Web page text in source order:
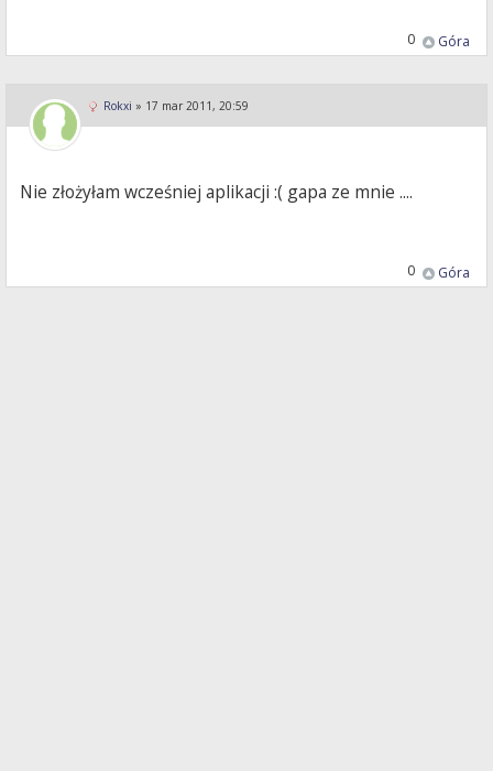
Góra
0
Rokxi » 17 mar 2011, 20:59
Nie złożyłam wcześniej aplikacji :( gapa ze mnie ....
Góra
0